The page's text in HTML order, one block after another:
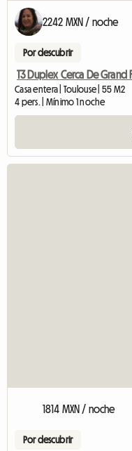
2242 MXN / noche
Por descubrir
T3 Duplex Cerca De
Casa entera | Toulouse | 55 M2
4 pers. | Mínimo 1 noche
1814 MXN / noche
Por descubrir